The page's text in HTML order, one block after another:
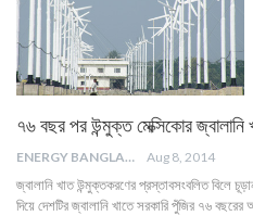
৭৬ বছর পর উন্মুক্ত মেক্সিকোর জ্বালানি
ENERGY BANGLA Aug 8, 2014
জ্বালানি খাত উন্মুক্তকরণের প্রস্তাবসংবলিত বিলে
দিয়ে দেশটির জ্বালানি খাতে সরকারি পুঁজির ৭৬ বছরের